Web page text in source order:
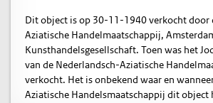
Dit object is op 30-11-1940 verkocht door
Aziatische Handelmaatschappij,
Kunsthandelsgesellschaft. Toen was het
van de Nederlandsch-Aziatische
verkocht. Het is onbekend waar en
Aziatische Handelsmaatschappij dit object